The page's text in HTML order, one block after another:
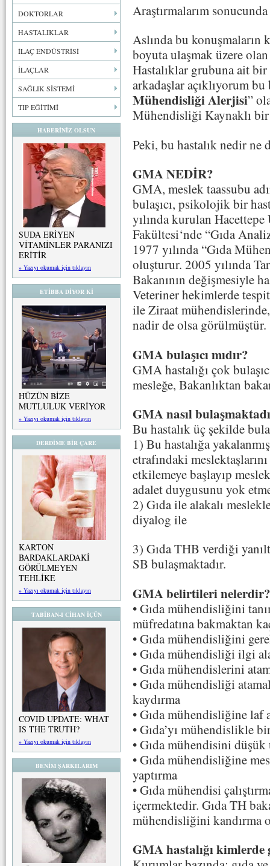
DOKTORLAR
HASTALIKLAR
İLAÇ ENDÜSTRİSİ
İLAÇLAR
SAĞLIK SİSTEMİ
TIP EĞİTİMİ
HABERİNİZ OLSUN
SUDA ERİYEN
VİTAMİNLER PARANIZI
ERİTİR
» Yazıyı okumak için tıklayın
ETİBBA DİYOR Kİ
HÜZÜN BİZE
MUTLULUK VERİYOR
» Yazıyı okumak için tıklayın
DERDİME BİR ÇARE
KARTON
BARDAKLARDAKİ
GÖRÜLMEYEN
TEHLİKE
» Yazıyı okumak için tıklayın
TABİBAN-I CİHAN İÇÜN
COVID UPDATE: WHAT
IS THE TRUTH?
» Yazıyı okumak için tıklayın
BENİM ŞARKILARIM
Araştırmalarım
Aslında bu
boyuta ulaşmak üzere
Hastalıklar grubuna ait
arkadaşlar açıklıyorum
Mühendisliği Alerjisi”
Mühendisliği Kaynaklı bir
Peki, bu hastalık nedir ne
GMA NEDİR?
GMA, meslek taassubu
bulaşıcı, psikolojik bir
yılında kurulan
Fakültesi‘nde “Gıda
1977 yılında “Gıda
oluşturur. 2005 yılında
Bakanının değişmesiyle
Veteriner hekimlerde
ile Ziraat
nadir de olsa görülmüştür.
GMA bulaşıcı mıdır?
GMA hastalığı çok
mesleğe, Bakanlıktan
GMA nasıl
Bu hastalık üç şekilde
1) Bu hastalığa
etrafındaki
etkilemeye başlayıp
adalet duygusunu yok
2) Gıda ile alakalı
diyalog ile
3) Gıda THB verdiği
SB bulaşmaktadır.
GMA belirtileri nelerdir?
• Gıda mühendisliğini
müfredatına bakmaktan
• Gıda mühendisliğini
• Gıda mühendisliği ilgi
• Gıda mühendislerini
• Gıda mühendisliği
kaydırma
• Gıda mühendisliğine laf
• Gıda’yı mühendislikle
• Gıda mühendisini düşük
• Gıda mühendisliğine
yaptırma
• Gıda mühendisi
içermektedir. Gıda TH
mühendisliğini kandırma
GMA hastalığı